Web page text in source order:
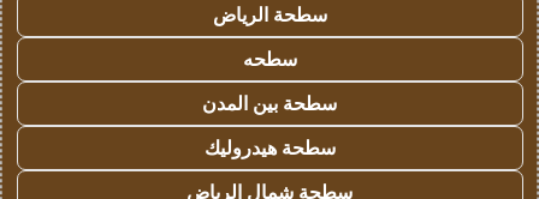
سطحة الرياض
سطحه
سطحة بين المدن
سطحة هيدروليك
سطحة شمال الرياض